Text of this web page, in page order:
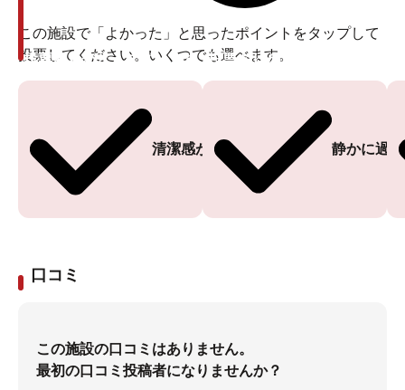
この施設で「よかった」と思ったポイントをタップして
投票してください。いくつでも選べます。
清潔感がある
投票ありがとうございます
静かに過
投票ありがとうございます
口コミ
この施設の口コミはありません。
最初の口コミ投稿者になりませんか？